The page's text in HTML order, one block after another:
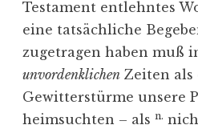
Testament entlehntes
eine tatsächliche
zugetragen haben muß
unvordenklichen Zeiten als
Gewitterstürme unsere
heimsuchten – als n.